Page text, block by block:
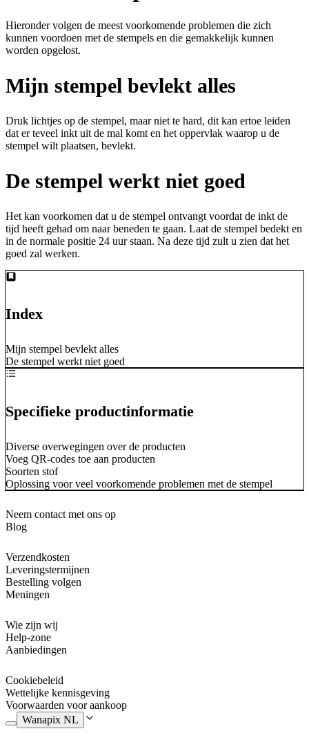
Hieronder volgen de meest voorkomende problemen die zich
kunnen voordoen met de stempels en die gemakkelijk kunnen
worden opgelost.
Mijn stempel bevlekt alles
Druk lichtjes op de stempel, maar niet te hard, dit kan ertoe leiden
dat er teveel inkt uit de mal komt en het oppervlak waarop u de
stempel wilt plaatsen, bevlekt.
De stempel werkt niet goed
Het kan voorkomen dat u de stempel ontvangt voordat de inkt de
tijd heeft gehad om naar beneden te gaan. Laat de stempel bedekt en
in de normale positie 24 uur staan. Na deze tijd zult u zien dat het
goed zal werken.
Index
Mijn stempel bevlekt alles
De stempel werkt niet goed
Specifieke productinformatie
Diverse overwegingen over de producten
Voeg QR-codes toe aan producten
Soorten stof
Oplossing voor veel voorkomende problemen met de stempel
Neem contact met ons op
Blog
Verzendkosten
Leveringstermijnen
Bestelling volgen
Meningen
Wie zijn wij
Help-zone
Aanbiedingen
Cookiebeleid
Wettelijke kennisgeving
Voorwaarden voor aankoop
Wanapix NL